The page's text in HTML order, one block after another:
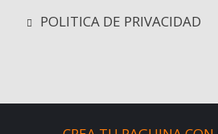
POLITICA DE PRIVACIDAD